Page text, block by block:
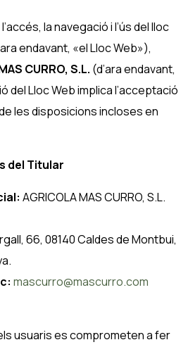
la navegació i l’ús del lloc
endavant, «el Lloc Web»),
CURRO, S.L. (d’ara endavant,
del Lloc Web implica l’acceptació
les disposicions incloses en
del Titular
AGRICOLA MAS CURRO, S.L.
66, 08140 Caldes de Montbui,
mascurro@mascurro.com
usuaris es comprometen a fer